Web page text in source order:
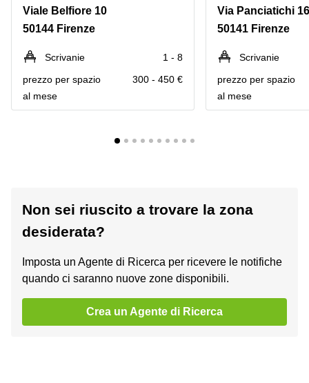
Viale Belfiore 10
50144 Firenze
Scrivanie
1 - 8
prezzo per spazio
al mese
300 - 450 €
Via Panciatichi 16
50141 Firenze
Scrivanie
prezzo per spazio
al mese
Non sei riuscito a trovare la zona
desiderata?
Imposta un Agente di Ricerca per ricevere le notifiche
quando ci saranno nuove zone disponibili.
Crea un Agente di Ricerca